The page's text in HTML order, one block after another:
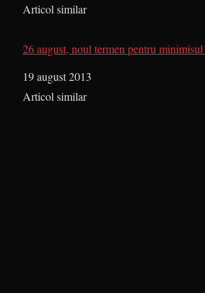
În legătură cu
Articol similar
26 august, noul termen pentru
Dată
19 august 2013
În legătură cu
Articol similar